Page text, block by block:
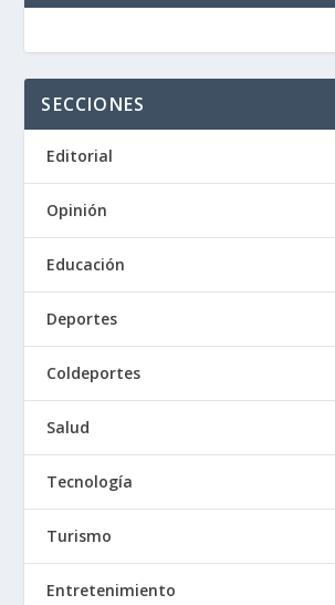
SECCIONES
Editorial
Opinión
Educación
Deportes
Coldeportes
Salud
Tecnología
Turismo
Entretenimiento